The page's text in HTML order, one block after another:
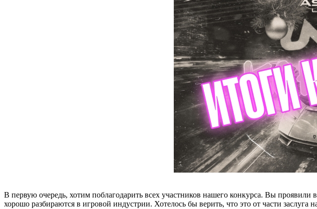
В первую очередь, хотим поблагодарить всех участников нашего конкурса. Вы
хорошо разбираются в игровой индустрии. Хотелось бы верить, что это от части